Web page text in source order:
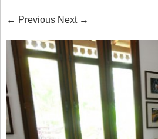
← Previous Next →